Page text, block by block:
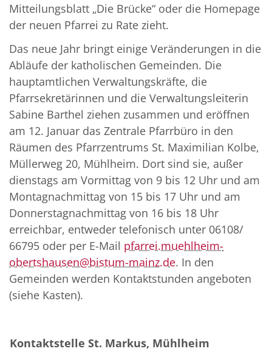
Mitteilungsblatt „Die Brücke“ oder die Homepage
der neuen Pfarrei zu Rate zieht.
Das neue Jahr bringt einige Veränderungen in die
Abläufe der katholischen Gemeinden. Die
hauptamtlichen Verwaltungskräfte, die
Pfarrsekretärinnen und die Verwaltungsleiterin
Sabine Barthel ziehen zusammen und eröffnen
am 12. Januar das Zentrale Pfarrbüro in den
Räumen des Pfarrzentrums St. Maximilian Kolbe,
Müllerweg 20, Mühlheim. Dort sind sie, außer
dienstags am Vormittag von 9 bis 12 Uhr und am
Montagnachmittag von 15 bis 17 Uhr und am
Donnerstagnachmittag von 16 bis 18 Uhr
erreichbar, entweder telefonisch unter 06108/
66795 oder per E-Mail pfarrei.muehlheim-
obertshausen@bistum-mainz.de. In den
Gemeinden werden Kontaktstunden angeboten
(siehe Kasten).
Kontaktstelle St. Markus, Mühlheim